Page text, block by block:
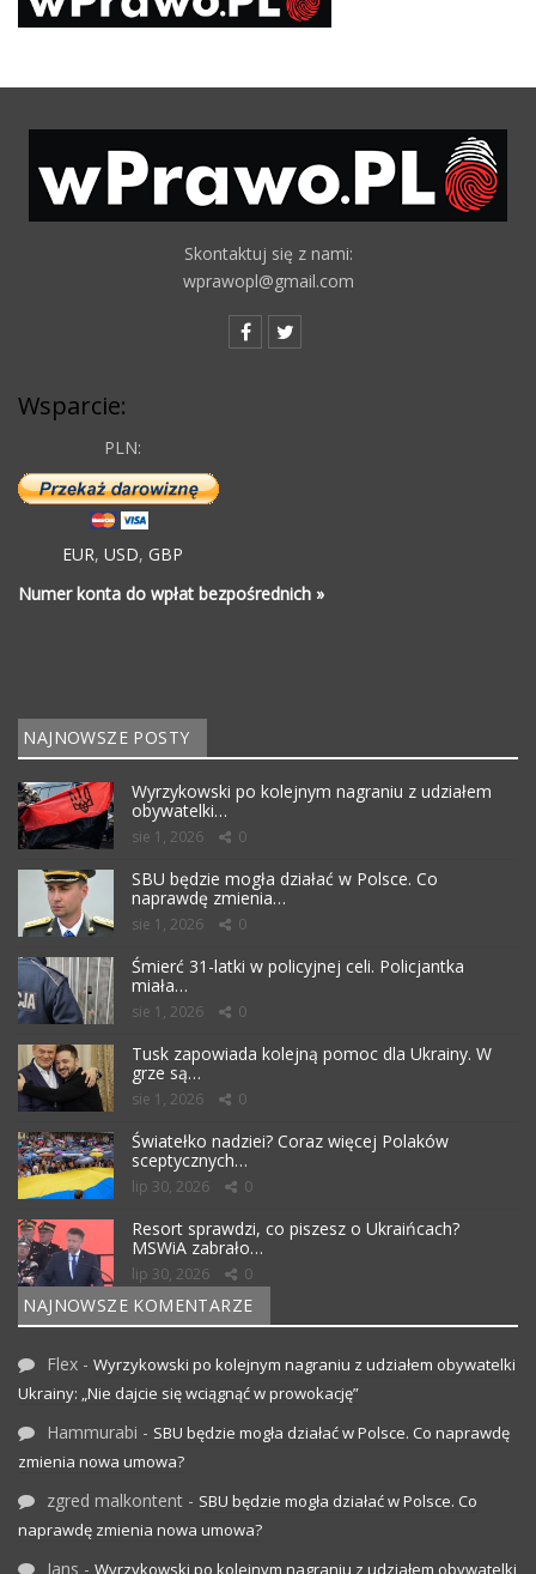
Skontaktuj się z nami:
wprawopl@gmail.com
Wsparcie:
PLN:
EUR, USD, GBP
Numer konta do wpłat bezpośrednich »
NAJNOWSZE POSTY
Wyrzykowski po kolejnym nagraniu z udziałem
obywatelki…
sie 1, 2026 0
SBU będzie mogła działać w Polsce. Co
naprawdę zmienia…
sie 1, 2026 0
Śmierć 31-latki w policyjnej celi. Policjantka
miała…
sie 1, 2026 0
Tusk zapowiada kolejną pomoc dla Ukrainy. W
grze są…
sie 1, 2026 0
Światełko nadziei? Coraz więcej Polaków
sceptycznych…
lip 30, 2026 0
Resort sprawdzi, co piszesz o Ukraińcach?
MSWiA zabrało…
lip 30, 2026 0
NAJNOWSZE KOMENTARZE
Flex - Wyrzykowski po kolejnym nagraniu z udziałem obywatelki
Ukrainy: „Nie dajcie się wciągnąć w prowokację”
Hammurabi - SBU będzie mogła działać w Polsce. Co naprawdę
zmienia nowa umowa?
zgred malkontent - SBU będzie mogła działać w Polsce. Co
naprawdę zmienia nowa umowa?
Jans - Wyrzykowski po kolejnym nagraniu z udziałem obywatelki